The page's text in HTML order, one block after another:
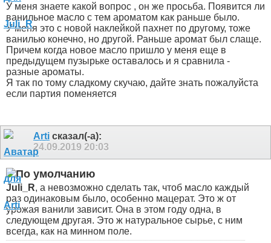
У меня знаете какой вопрос , он же просьба. Появится ли
ванильное масло с тем ароматом как раньше было.
У меня это с новой наклейкой пахнет по другому, тоже
ванилью конечно, но другой. Раньше аромат был слаще.
Причем когда новое масло пришло у меня еще в
предыдущем пузырьке оставалось и я сравнила -
разные ароматы.
Я так по тому сладкому скучаю, дайте знать пожалуйста
если партия поменяется
Arti сказал(-а):
24.09.2019 20:03
Juli_R, а невозможно сделать так, чтоб масло каждый
раз одинаковым было, особенно мацерат. Это ж от
урожая ванили зависит. Она в этом году одна, в
следующем другая. Это ж натуральное сырье, с ним
всегда, как на минном поле.